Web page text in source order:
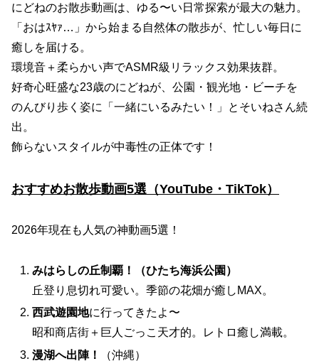
にどねのお散歩動画は、ゆる〜い日常探索が最大の魅力。
「おはｽﾔｧ…」から始まる自然体の散歩が、忙しい毎日に
癒しを届ける。
環境音＋柔らかい声でASMR級リラックス効果抜群。
好奇心旺盛な23歳のにどねが、公園・観光地・ビーチを
のんびり歩く姿に「一緒にいるみたい！」とそいねさん続
出。
飾らないスタイルが中毒性の正体です！
おすすめお散歩動画5選（YouTube・TikTok）
2026年現在も人気の神動画5選！
みはらしの丘制覇！（ひたち海浜公園）
丘登り息切れ可愛い。季節の花畑が癒しMAX。
西武遊園地に行ってきたよ〜
昭和商店街＋巨人ごっこ天才的。レトロ癒し満載。
漫湖へ出陣！
（沖縄）